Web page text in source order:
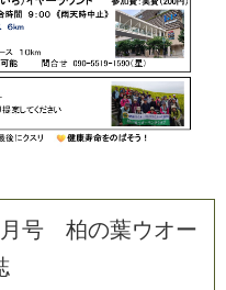
号 柏の葉ウオー